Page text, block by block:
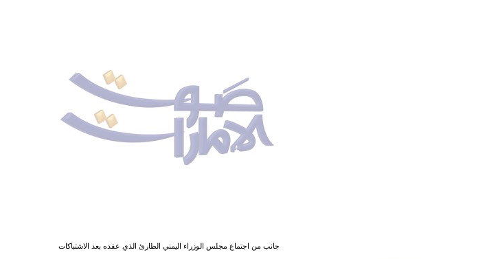
جانب من اجتماع مجلس الوزراء اليمني الطارئ الذي عقده بعد الاشتباكات